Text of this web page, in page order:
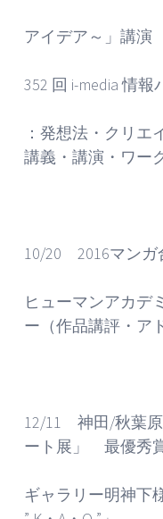
～オタク
アイデア～」講演
352 回 i-media 情報
：発想法・クリエ
講義・講演・ワー
10/20 2016マンガ
ヒューマンアカデ
ー（作品講評・ア
12/11 神田/秋葉
ート展」 最優秀
ギャラリー明神